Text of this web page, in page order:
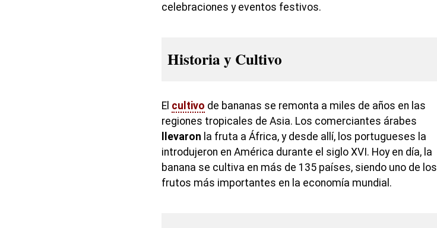
celebraciones y eventos festivos.
Historia y Cultivo
El cultivo de bananas se remonta a miles de años en las
regiones tropicales de Asia. Los comerciantes árabes
llevaron la fruta a África, y desde allí, los portugueses la
introdujeron en América durante el siglo XVI. Hoy en día, la
banana se cultiva en más de 135 países, siendo uno de los
frutos más importantes en la economía mundial.